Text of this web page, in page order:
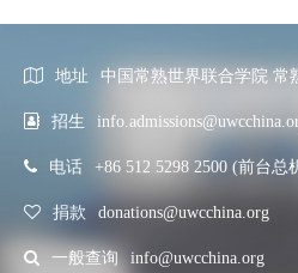
地址 中国常熟世界联合学院 常
招生
电话 +86 512 5298 2500 (前台总
捐款 donations@uwcchina.org
一般查询 info@uwcchina.org